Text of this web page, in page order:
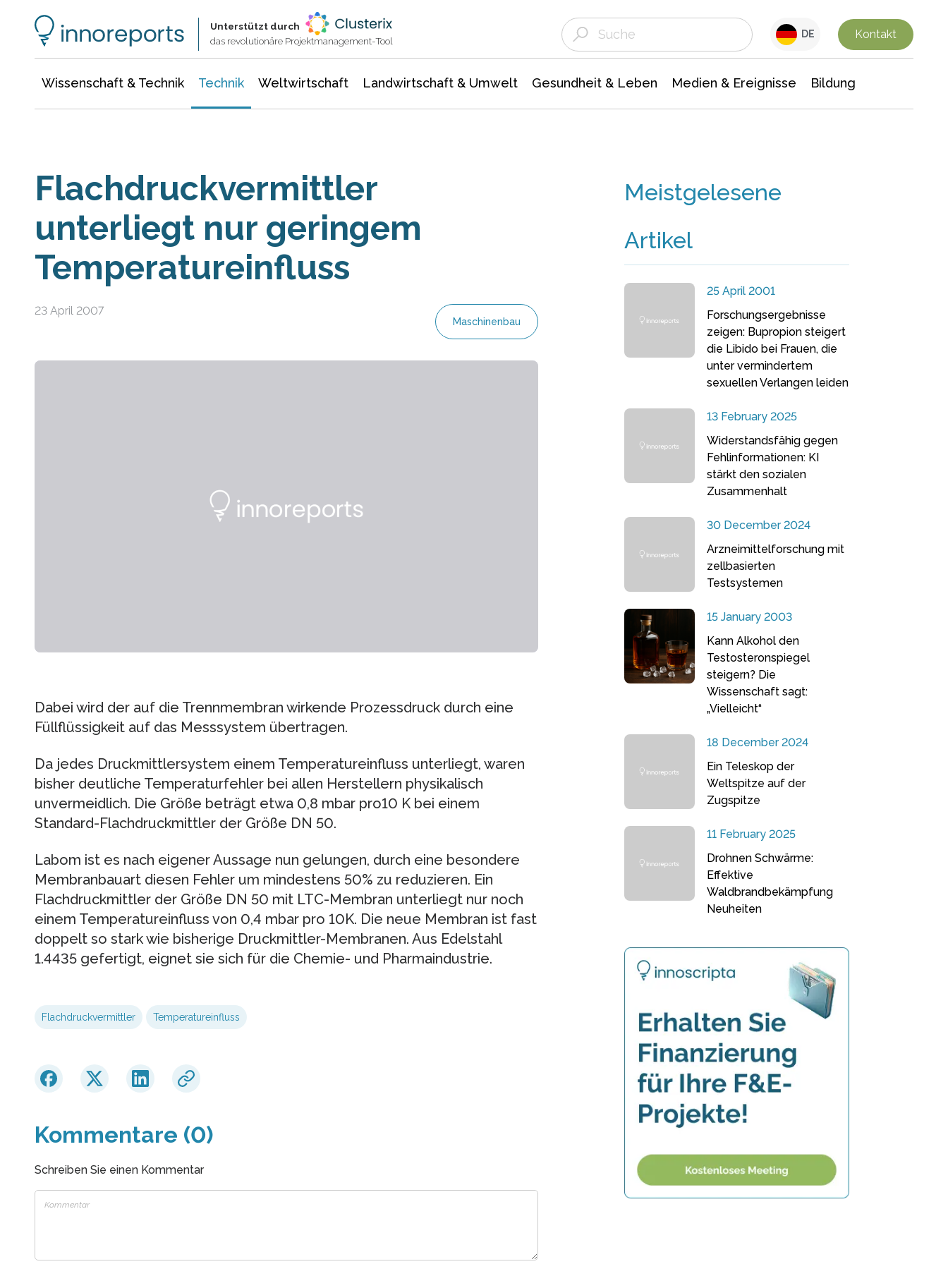
Unterstützt durch
das revolutionäre Projektmanagement-Tool
DE Kontakt
Wissenschaft & Technik Technik Weltwirtschaft Landwirtschaft & Umwelt Gesundheit & Leben Medien & Ereignisse Bildung
Flachdruckvermittler
unterliegt nur geringem
Temperatureinfluss
23 April 2007
Maschinenbau
Dabei wird der auf die Trennmembran wirkende Prozessdruck durch eine
Füllflüssigkeit auf das Messsystem übertragen.
Da jedes Druckmittlersystem einem Temperatureinfluss unterliegt, waren
bisher deutliche Temperaturfehler bei allen Herstellern physikalisch
unvermeidlich. Die Größe beträgt etwa 0,8 mbar pro10 K bei einem
Standard-Flachdruckmittler der Größe DN 50.
Labom ist es nach eigener Aussage nun gelungen, durch eine besondere
Membranbauart diesen Fehler um mindestens 50% zu reduzieren. Ein
Flachdruckmittler der Größe DN 50 mit LTC-Membran unterliegt nur noch
einem Temperatureinfluss von 0,4 mbar pro 10K. Die neue Membran ist fast
doppelt so stark wie bisherige Druckmittler-Membranen. Aus Edelstahl
1.4435 gefertigt, eignet sie sich für die Chemie- und Pharmaindustrie.
Flachdruckvermittler Temperatureinfluss
Kommentare (0)
Schreiben Sie einen Kommentar
Meistgelesene
Artikel
25 April 2001
Forschungsergebnisse
zeigen: Bupropion steigert
die Libido bei Frauen, die
unter vermindertem
sexuellen Verlangen leiden
13 February 2025
Widerstandsfähig gegen
Fehlinformationen: KI
stärkt den sozialen
Zusammenhalt
30 December 2024
Arzneimittelforschung mit
zellbasierten
Testsystemen
15 January 2003
Kann Alkohol den
Testosteronspiegel
steigern? Die
Wissenschaft sagt:
„Vielleicht“
18 December 2024
Ein Teleskop der
Weltspitze auf der
Zugspitze
11 February 2025
Drohnen Schwärme:
Effektive
Waldbrandbekämpfung
Neuheiten